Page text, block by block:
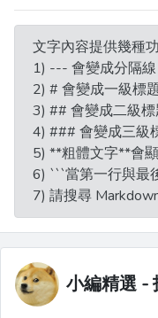
文字內容提供幾種
1) --- 會變成分隔線
2) # 會變成一級標
3) ## 會變成二級標
4) ### 會變成三級
5) **粗體文字**會
6) ```當第一行與最
7) 請搜尋
小編精選 -